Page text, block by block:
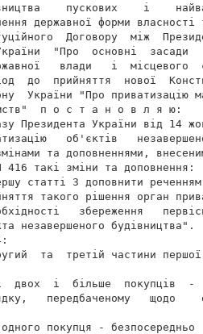
пускових    і
державної форми
Договору  між
"Про  основні  засади
влади   і  місцевого
до  прийняття  нової
України "Про приватизацію
п о с т а н о в л я ю:
Президента України від 14
об'єктів
та доповненнями,
416 такі зміни та доповнення:
статті 3 доповнити
такого рішення орган
збереження
незавершеного будівництва".
та  третій частини
двох  і  більше  покупців  -
передбаченому   щодо
покупця - безпосередньо